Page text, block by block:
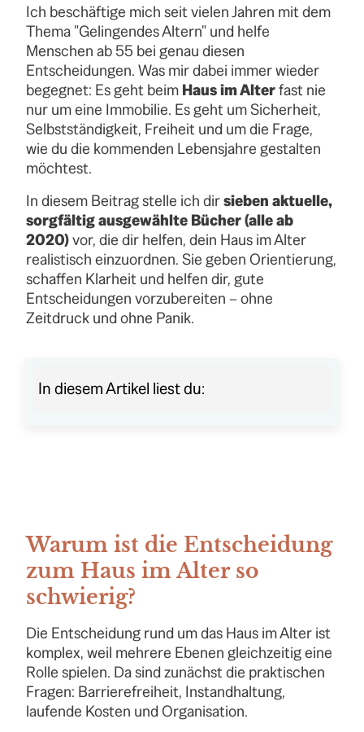
Ich beschäftige mich seit vielen Jahren mit dem
Thema "Gelingendes Altern" und helfe
Menschen ab 55 bei genau diesen
Entscheidungen. Was mir dabei immer wieder
begegnet: Es geht beim Haus im Alterfast nie
nur um eine Immobilie. Es geht um Sicherheit,
Selbstständigkeit, Freiheit und um die Frage,
wie du die kommenden Lebensjahre gestalten
möchtest.
In diesem Beitrag stelle ich dirsieben aktuelle,
sorgfältig ausgewählte Bücher (alle ab
2020)vor, die dir helfen, dein Haus im Alter
realistisch einzuordnen. Sie geben Orientierung,
schaffen Klarheit und helfen dir, gute
Entscheidungen vorzubereiten – ohne
Zeitdruck und ohne Panik.
In diesem Artikel liest du:
Warum ist die Entscheidung
zum Haus im Alter so
schwierig?
Die Entscheidung rund um das Haus im Alter ist
komplex, weil mehrere Ebenen gleichzeitig eine
Rolle spielen. Da sind zunächst die praktischen
Fragen: Barrierefreiheit, Instandhaltung,
laufende Kosten und Organisation.